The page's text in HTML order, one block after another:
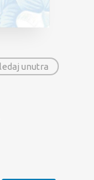
unutra